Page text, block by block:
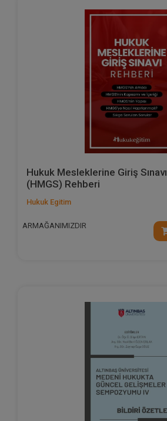
Hukuk Mesleklerine Giriş Sınavı
(HMGS) Rehberi
Hukuk Egitim
ARMAĞANIMIZDIR